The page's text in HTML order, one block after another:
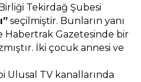
Tekirdağ Şubesi
seçilmiştir. Bunların yanı
Habertrak Gazetesinde bir
İki çocuk annesi ve
Ulusal TV kanallarında